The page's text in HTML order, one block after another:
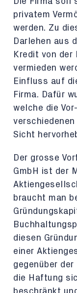
privatem
werden. Zu
Darlehen aus
Kredit von
vermieden
Einfluss auf
Firma. Dafür
welche die
Sicht
Der grosse
GmbH ist der
braucht man
diesen
einer
gegenüber
die Haftung